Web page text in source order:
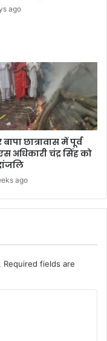
ago
छात्रावास में पूर्व
अधिकारी चंद्र सिंह को
ago
Required fields are